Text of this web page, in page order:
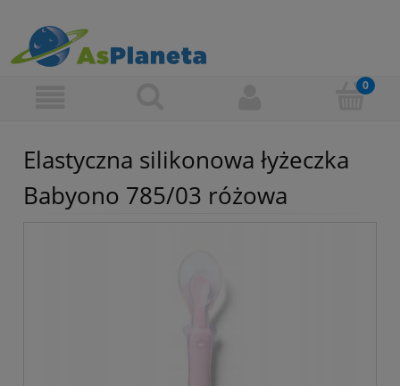
Elastyczna silikonowa łyżeczka
Babyono 785/03 różowa